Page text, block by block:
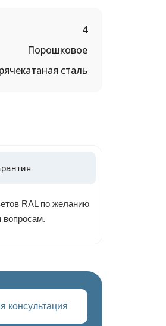
4
Порошковое
сталь
RAL по желанию
вопросам.
консультация